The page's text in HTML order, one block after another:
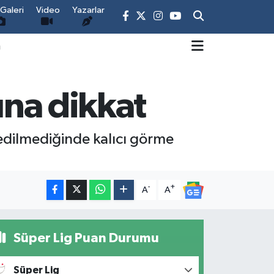
Video Yazarlar
dikkat
kalıcı görme
A- A+
Süper Lig Puan Durumu
Süper Lig